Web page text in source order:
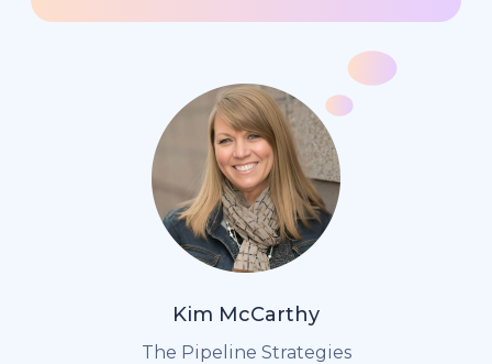
Kim McCarthy
The Pipeline Strategies